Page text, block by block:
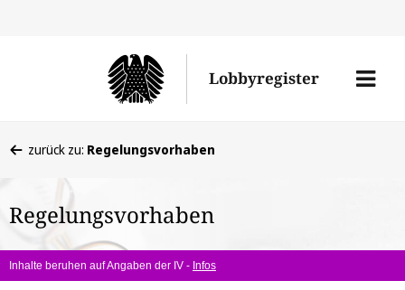
Lobbyregister
Menü
befinden
hier:
zurück zu: Regelungsvorhaben
Regelungsvorhaben
Inhalte beruhen auf Angaben der IV - Infos